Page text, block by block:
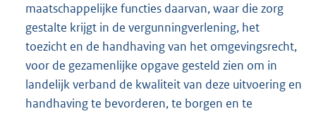
maatschappelijke functies daarvan, waar die zorg
gestalte krijgt in de vergunningverlening, het
toezicht en de handhaving van het omgevingsrecht,
voor de gezamenlijke opgave gesteld zien om in
landelijk verband de kwaliteit van deze uitvoering en
handhaving te bevorderen, te borgen en te